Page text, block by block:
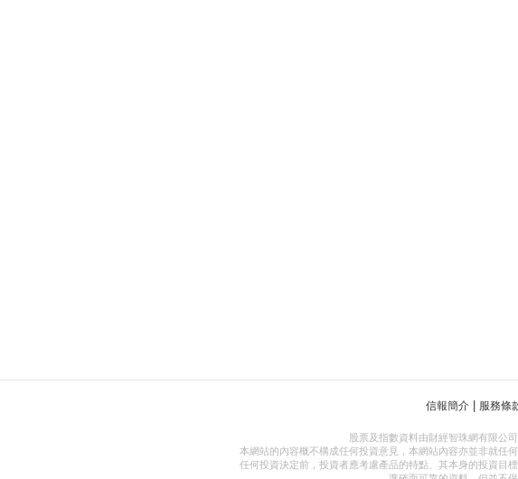
信報簡介 服務條
股票及指數資料由財經智珠網有限公
本網站的內容概不構成任何投資意見，本網站內容亦並非就任
任何投資決定前，投資者應考慮產品的特點、其本身的投資目